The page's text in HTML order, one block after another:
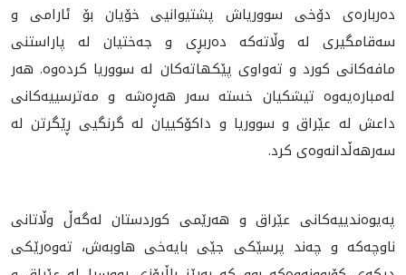
ده‌رباره‌ى دۆخى سوورياش پشتيوانيى خۆيان بۆ ئارامى و
سه‌قامگيرى له‌ وڵاته‌كه‌ ده‌ربڕى و جه‌ختيان له‌ پاراستنى
مافه‌كانى كورد و ته‌واوى پێكهاته‌كان له‌ سووريا كرده‌وه‌. هه‌ر
له‌مباره‌يه‌وه‌ تیشكيان خسته‌ سه‌ر هه‌ڕه‌شه‌ و مه‌ترسييه‌كانى
داعش له‌ عێراق و سووريا و داكۆكييان له‌ گرنگيى ڕێگرتن له‌
سه‌رهه‌ڵدانه‌وه‌ى كرد.
په‌يوه‌ندييه‌كانى عێراق و هه‌رێمى كوردستان له‌گه‌ڵ وڵاتانى
ناوچه‌كه و چه‌ند پرسێكى جێى بايه‌خى هاوبه‌ش‌، ته‌وه‌رێكى